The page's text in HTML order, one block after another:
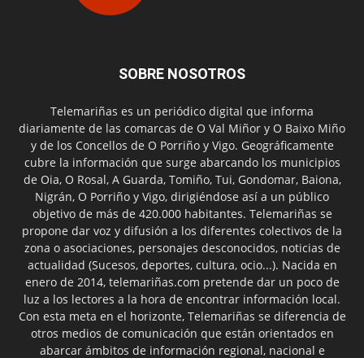
SOBRE NOSOTROS
Telemariñas es un periódico digital que informa
diariamente de las comarcas de O Val Miñor y O Baixo Miño
y de los Concellos de O Porriño y Vigo. Geográficamente
cubre la información que surge abarcando los municipios
de Oia, O Rosal, A Guarda, Tomiño, Tui, Gondomar, Baiona,
Nigrán, O Porriño y Vigo, dirigiéndose así a un público
objetivo de más de 420.000 habitantes. Telemariñas se
propone dar voz y difusión a los diferentes colectivos de la
zona o asociaciones, personajes desconocidos, noticias de
actualidad (Sucesos, deportes, cultura, ocio...). Nacida en
enero de 2014, telemariñas.com pretende dar un poco de
luz a los lectores a la hora de encontrar información local.
Con esta meta en el horizonte, Telemariñas se diferencia de
otros medios de comunicación que están orientados en
abarcar ámbitos de información regional, nacional e